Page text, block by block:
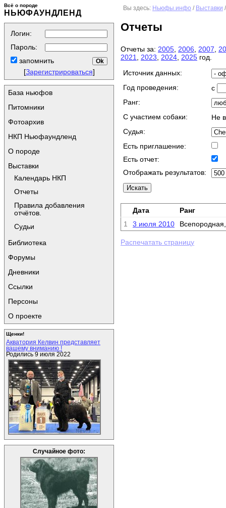
Всё о породе
НЬЮФАУНДЛЕНД
Логин:
Пароль:
запомнить
[Зарегистрироваться]
База ньюфов
Питомники
Фотоархив
НКП Ньюфаундленд
О породе
Выставки
Календарь НКП
Отчеты
Правила добавления
отчётов.
Судьи
Библиотека
Форумы
Дневники
Ссылки
Персоны
О проекте
Щенки!
Акватория Келвин представляет
вашему вниманию !
Родились 9 июля 2022
Случайное фото:
Вы здесь: Ньюфы.инфо / Выставки
Отчеты
Отчеты за: 2005 2006 2007
2021
2023 2024 2025 год.
Источник данных:
Год проведения:
с
Ранг:
C участием собаки:
Не
Судья:
Есть приглашение:
Есть отчет:
Отображать результатов:
Дата
Ранг
1
3 июля 2010
Распечатать страницу